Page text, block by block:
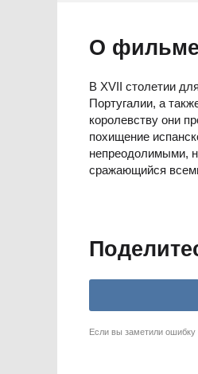
О фильме
В XVII столетии
Португалии, а
королевству они
похищение
непреодолимыми,
сражающийся
Если вы заметили ошибку